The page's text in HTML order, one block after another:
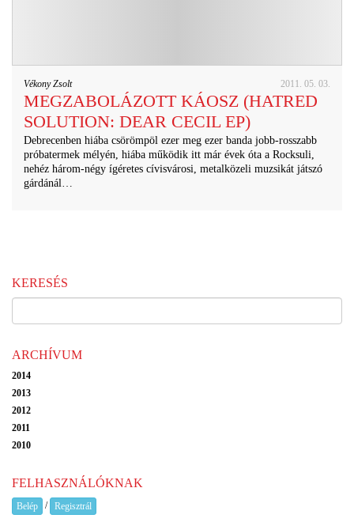
Vékony Zsolt 2011. 05. 03.
MEGZABOLÁZOTT KÁOSZ (HATRED
SOLUTION: DEAR CECIL EP)
Debrecenben hiába csörömpöl ezer meg ezer banda jobb-rosszabb
próbatermek mélyén, hiába működik itt már évek óta a Rocksuli,
nehéz három-négy ígéretes cívisvárosi, metalközeli muzsikát játszó
gárdánál…
KERESÉS
ARCHÍVUM
2014
2013
2012
2011
2010
FELHASZNÁLÓKNAK
Belép / Regisztrál